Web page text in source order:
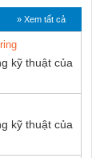
VỤ XNK
NAM
» Xem tất cả
kỹ thuật của
kỹ thuật của